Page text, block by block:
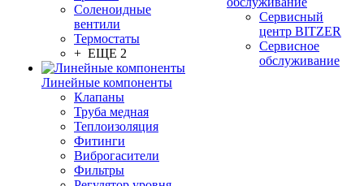
Соленоидные
вентили
Термостаты
+ ЕЩЕ 2
Линейные компоненты
Клапаны
Труба медная
Теплоизоляция
Фитинги
Виброгасители
Фильтры
Сервисный
центр BITZER
Сервисное
обслуживание